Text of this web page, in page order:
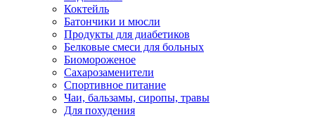
Коктейль
Батончики и мюсли
Продукты для диабетиков
Белковые смеси для больных
Биомороженое
Сахарозаменители
Спортивное питание
Чаи, бальзамы, сиропы, травы
Для похудения